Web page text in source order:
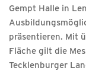
Gempt Halle in
präsentieren. Mit
Fläche gilt die
Tecklenburger